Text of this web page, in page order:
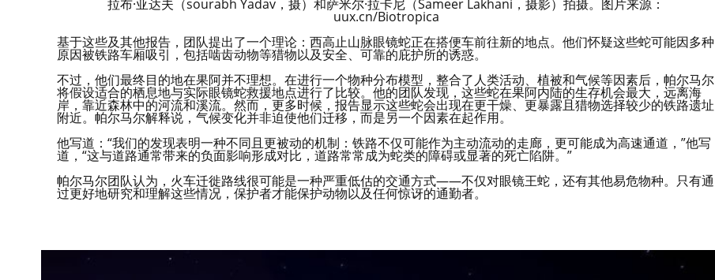
拉布·亚达夫（sourabh Yadav，摄）和萨米尔·拉卡尼（Sameer Lakhani，摄影）拍摄。图片来源：
uux.cn/Biotropica
基于这些及其他报告，团队提出了一个理论：西高止山脉眼镜蛇正在搭便车前往新的地点。他们怀疑这些蛇可能因多种
原因被铁路车厢吸引，包括啮齿动物等猎物以及安全、可靠的庇护所的诱惑。
不过，他们最终目的地在果阿并不理想。在进行一个物种分布模型，整合了人类活动、植被和气候等因素后，帕尔马尔
将假设适合的栖息地与实际眼镜蛇救援地点进行了比较。他的团队发现，这些蛇在果阿内陆的生存机会最大，远离海
岸，靠近森林中的河流和溪流。然而，更多时候，报告显示这些蛇会出现在更干燥、更暴露且猎物选择较少的铁路遗址
附近。帕尔马尔解释说，气候变化并非迫使他们迁移，而是另一个因素在起作用。
他写道：“我们的发现表明一种不同且更被动的机制：铁路不仅可能作为主动流动的走廊，更可能成为高速通道，”他写
道，“这与道路通常带来的负面影响形成对比，道路常常成为蛇类的障碍或显著的死亡陷阱。”
帕尔马尔团队认为，火车迁徙路线很可能是一种严重低估的交通方式——不仅对眼镜王蛇，还有其他易危物种。只有通
过更好地研究和理解这些情况，保护者才能保护动物以及任何惊讶的通勤者。